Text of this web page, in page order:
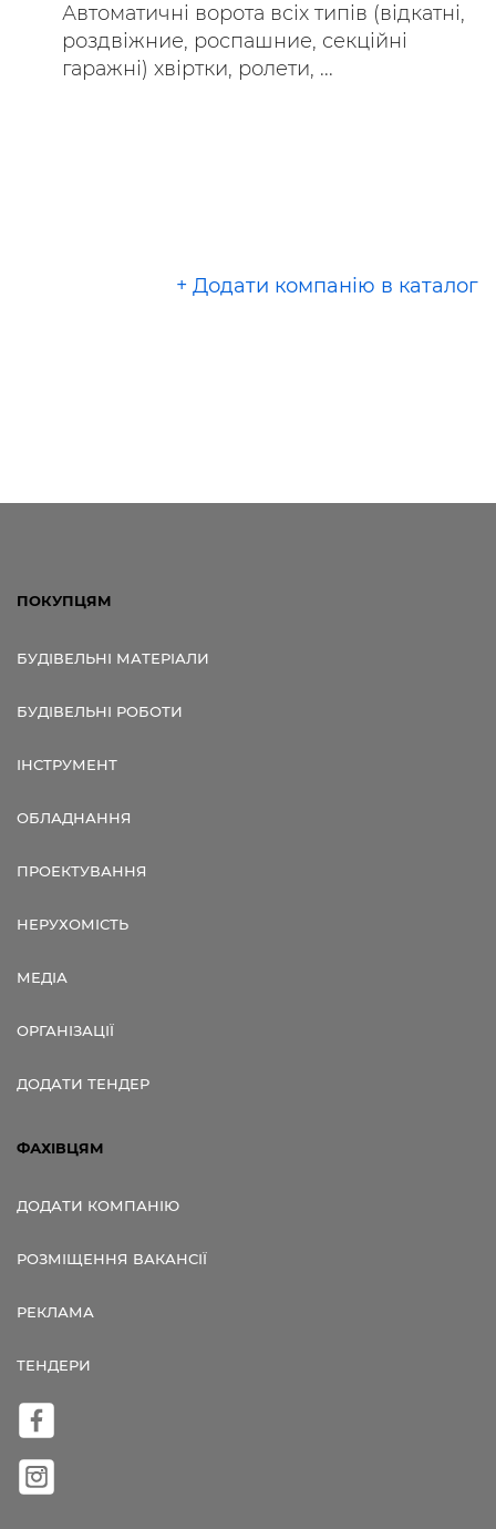
Автоматичні ворота всіх типів (відкатні,
роздвіжние, роспашние, секційні
гаражні) хвіртки, ролети, ...
+ Додати компанію в каталог
ПОКУПЦЯМ
БУДІВЕЛЬНІ МАТЕРІАЛИ
БУДІВЕЛЬНІ РОБОТИ
ІНСТРУМЕНТ
ОБЛАДНАННЯ
ПРОЕКТУВАННЯ
НЕРУХОМІСТЬ
МЕДІА
ОРГАНІЗАЦІЇ
ДОДАТИ ТЕНДЕР
ФАХІВЦЯМ
ДОДАТИ КОМПАНІЮ
РОЗМІЩЕННЯ ВАКАНСІЇ
РЕКЛАМА
ТЕНДЕРИ